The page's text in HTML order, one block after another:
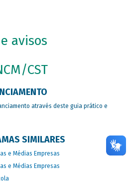
avisos
CST
através deste guia prático e
SIMILARES
e Médias Empresas
e Médias Empresas